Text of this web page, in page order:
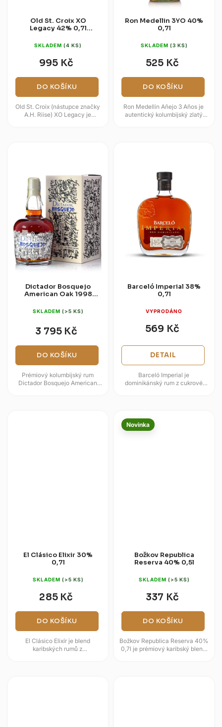
Old St. Croix XO
Legacy 42% 0,7l
SKLADEM (4 KS)
995 Kč
DO KOŠÍKU
Old St. Croix (nástupce značky
A.H. Riise) XO Legacy je
Ron Medellin 3YO 40%
0,7l
SKLADEM (3 KS)
525 Kč
DO KOŠÍKU
Ron Medellin Añejo 3 Años je
autentický kolumbijský zlatý
Dictador Bosquejo
American Oak 1998
SKLADEM (>5 KS)
3 795 Kč
DO KOŠÍKU
Prémiový kolumbijský rum
Dictador Bosquejo American
Barceló Imperial 38%
0,7l
VYPRODÁNO
569 Kč
DETAIL
Barceló Imperial je
dominikánský rum z cukrové
El Clásico Elixir 30%
0,7l
SKLADEM (>5 KS)
285 Kč
DO KOŠÍKU
El Clásico Elixír je blend
karibských rumů z
Novinka
Božkov Republica
Reserva 40% 0,5l
SKLADEM (>5 KS)
337 Kč
DO KOŠÍKU
Božkov Republica Reserva 40%
0,7l je prémiový karibský blend